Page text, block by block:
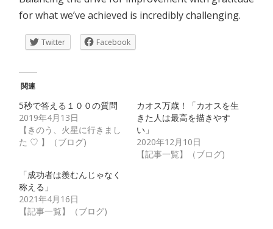
for what we’ve achieved is incredibly challenging.
Twitter Facebook
関連
5秒で答える１００の質問
2019年4月13日
【きのう、火星に行きまし
た ♡ 】（ブログ)
カオス万歳！「カオスを生
きた人は最高を描きやす
い」
2020年12月10日
【記事一覧】（ブログ)
「成功者は羨むんじゃなく
称える」
2021年4月16日
【記事一覧】（ブログ)